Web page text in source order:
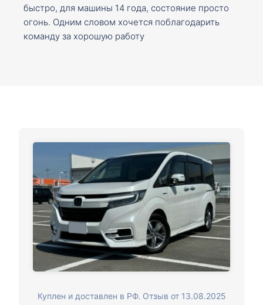
быстро, для машины 14 года, состояние просто
огонь. Одним словом хочется поблагодарить
команду за хорошую работу
Куплен и доставлен в РФ. Отзыв от 13.08.2025